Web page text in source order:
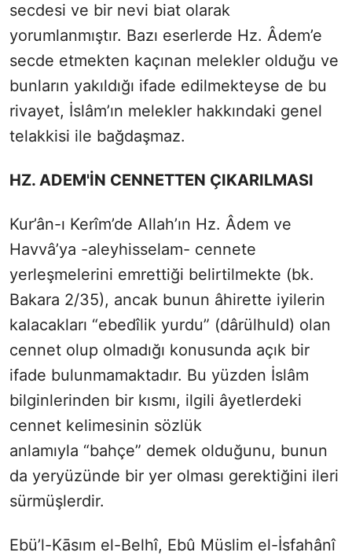
secdesi ve bir nevi biat olarak
yorumlanmıştır. Bazı eserlerde Hz. Âdem’e
secde etmekten kaçınan melekler olduğu ve
bunların yakıldığı ifade edilmekteyse de bu
rivayet, İslâm’ın melekler hakkındaki genel
telakkisi ile bağdaşmaz.
HZ. ADEM'İN CENNETTEN ÇIKARILMASI
Kur’ân-ı Kerîm’de Allah’ın Hz. Âdem ve
Havvâ’ya -aleyhisselam- cennete
yerleşmelerini emrettiği belirtilmekte (bk.
Bakara 2/35), ancak bunun âhirette iyilerin
kalacakları “ebedîlik yurdu” (dârülhuld) olan
cennet olup olmadığı konusunda açık bir
ifade bulunmamaktadır. Bu yüzden İslâm
bilginlerinden bir kısmı, ilgili âyetlerdeki
cennet kelimesinin sözlük
anlamıyla “bahçe” demek olduğunu, bunun
da yeryüzünde bir yer olması gerektiğini ileri
sürmüşlerdir.
Ebü’l-Kāsım el-Belhî, Ebû Müslim el-İsfahânî